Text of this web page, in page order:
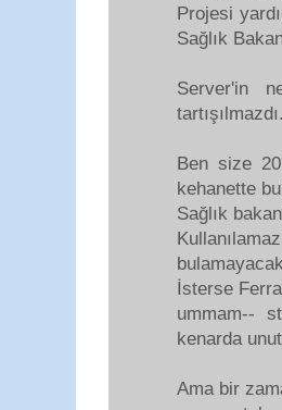
Projesi
Sağlık
Server'in
tartışılmazdı.
Ben size
kehanette
Sağlık
İsterse
ummam--
kenarda
Ama bir